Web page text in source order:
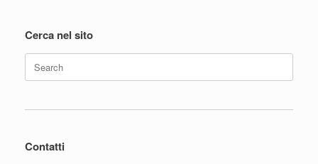
Cerca nel sito
for:
Contatti